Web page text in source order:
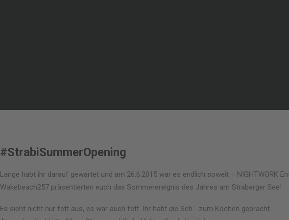
#StrabiSummerOpening
Lange habt ihr darauf gewartet und am 26.6.2015 war es endlich soweit – NIGHTWORK
Wakebeach257 präsentierten euch das Sommerereignis des Jahres am Straberger See!
Es sieht nicht nur fett aus, es war auch fett. Ihr habt die Sch… zum Kochen gebracht.